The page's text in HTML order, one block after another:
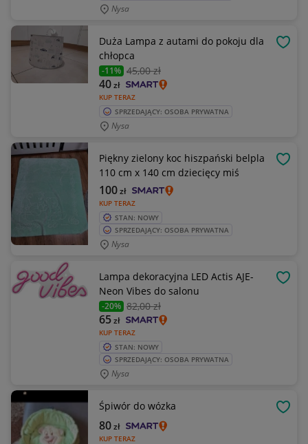
Nysa
Duża Lampa z autami do pokoju dla
chłopca
-11% 45,00 zł
KUP TERAZ
40zł
SPRZEDAJĄCY: OSOBA PRYWATNA
Nysa
Piękny zielony koc hiszpański belpla
110 cm x 140 cm dziecięcy miś
KUP TERAZ
100zł
STAN: NOWY
SPRZEDAJĄCY: OSOBA PRYWATNA
Nysa
Lampa dekoracyjna LED Actis AJE-
Neon Vibes do salonu
-20% 82,00 zł
KUP TERAZ
65zł
STAN: NOWY
SPRZEDAJĄCY: OSOBA PRYWATNA
Nysa
Śpiwór do wózka
KUP TERAZ
80zł